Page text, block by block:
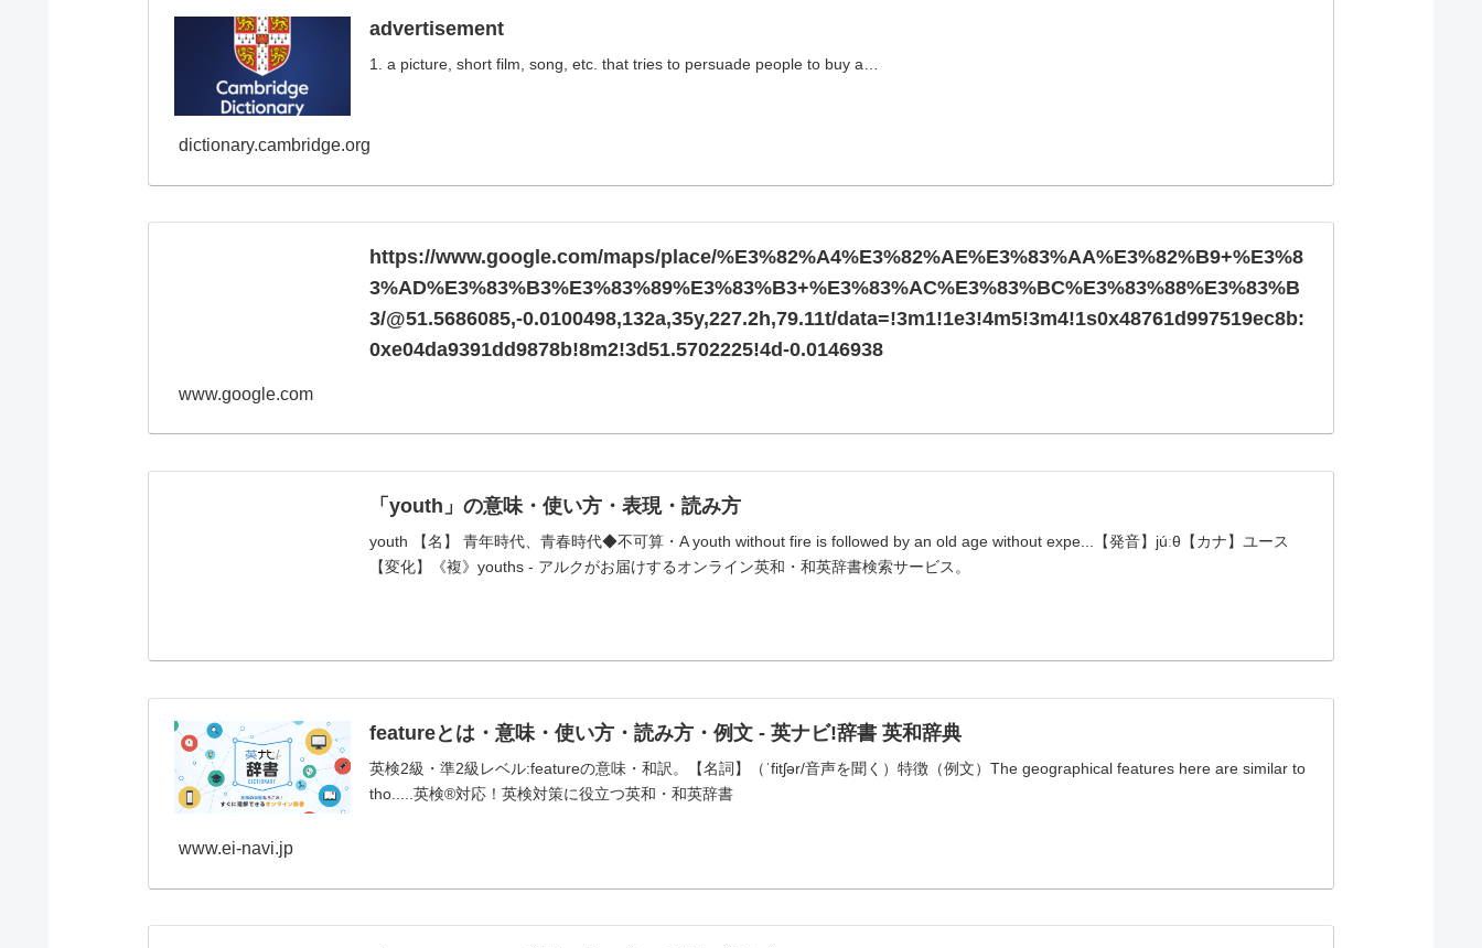
advertisement
1. a picture, short film, song, etc. that tries to persuade people to buy a…
dictionary.cambridge.org
https://www.google.com/maps/place/%E3%82%A4%E3%82%AE%E3%83%AA%E3%82%B9+%E3%8
3%AD%E3%83%B3%E3%83%89%E3%83%B3+%E3%83%AC%E3%83%BC%E3%83%88%E3%83%B
3/@51.5686085,-0.0100498,132a,35y,227.2h,79.11t/data=!3m1!1e3!4m5!3m4!1s0x48761d997519ec8b:
0xe04da9391dd9878b!8m2!3d51.5702225!4d-0.0146938
www.google.com
「youth」の意味・使い方・表現・読み方
youth 【名】 青年時代、青春時代◆不可算・A youth without fire is followed by an old age without expe...【発音】júːθ【カナ】ユース
【変化】《複》youths - アルクがお届けするオンライン英和・和英辞書検索サービス。
featureとは・意味・使い方・読み方・例文 - 英ナビ!辞書 英和辞典
英検2級・準2級レベル:featureの意味・和訳。【名詞】（ˈfitʃər/音声を聞く）特徴（例文）The geographical features here are similar to
tho.....英検®︎対応！英検対策に役立つ英和・和英辞書
www.ei-navi.jp